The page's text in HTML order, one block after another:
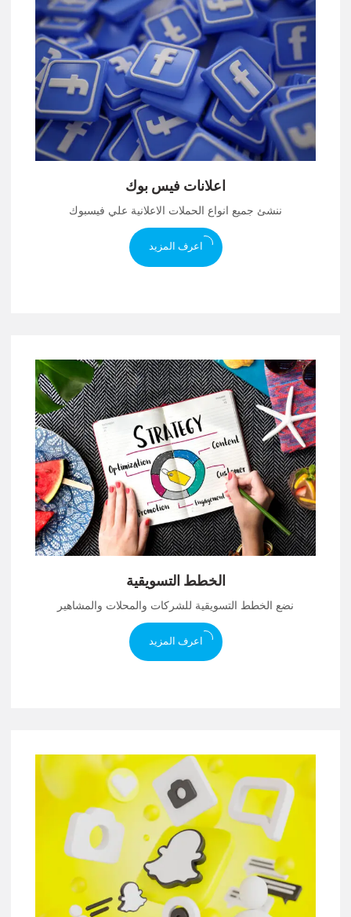
اعلانات فيس بوك
ننشئ جميع انواع الحملات الاعلانية علي فيسبوك
اعرف المزيد
الخطط التسويقية
نضع الخطط التسويقية للشركات والمحلات والمشاهير
اعرف المزيد